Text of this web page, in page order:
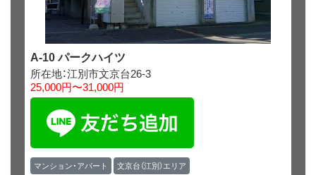
A-10 パークハイツ
所在地：江別市文京台26-3
25,000円〜31,000円
マンション・アパート 文京台（江別）エリア